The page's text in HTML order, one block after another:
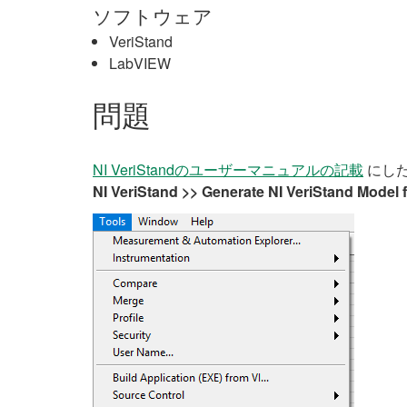
ソフトウェア
VeriStand
LabVIEW
問題
NI VeriStandのユーザーマニュアルの記載 にし
NI VeriStand >> Generate NI VeriStand Model